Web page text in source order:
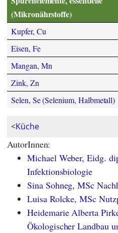
(Mikronährstoffe)
Kupfer, Cu
Eisen, Fe
Mangan, Mn
Zink, Zn
Selen, Se (Selenium, Halbmetall)
<Küche
AutorInnen:
Michael Weber, Eidg.
Infektionsbiologie
Sina Sohneg, MSc
Luisa Rolcke, MSc
Heidemarie Alberta
Ökologischer Landbau